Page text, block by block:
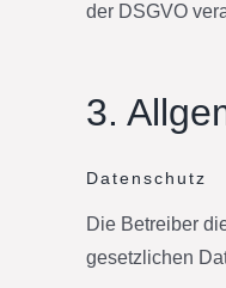
der DSGVO
3.
Datenschutz
Die Betreiber
gesetzlichen